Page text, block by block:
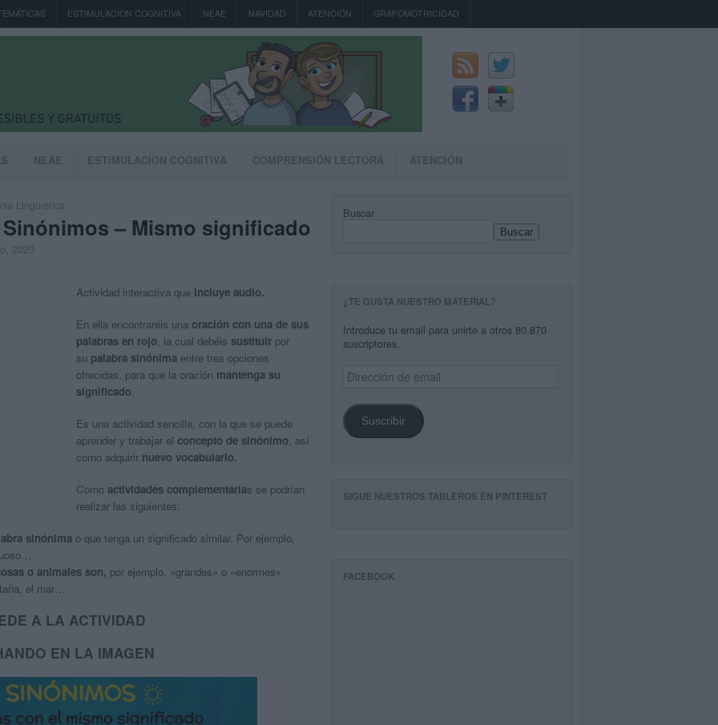
ESTIMULACION COGNITIVA NEAE NAVIDAD ATENCIÓN GRAFOMOTRICIDAD
NEAE ESTIMULACION COGNITIVA COMPRENSIÓN LECTORA ATENCIÓN
Lingüística
– Mismo significado
2020
Actividad interactiva que incluye audio.
En ella encontraréis una oración con una de sus
palabras en rojo, la cual debéis sustituirpor
su palabra sinónimaentre tres opciones
ofrecidas, para que la oración mantenga su
significado.
Es una actividad sencilla, con la que se puede
aprender y trabajar el concepto de sinónimo, así
como adquirir nuevo vocabulario.
Como actividades complementarias se podrían
realizar las siguientes:
sinónimao que tenga un significado similar. Por ejemplo,
o animales son, por ejemplo, «grandes» o «enormes»
el mar…
A LA ACTIVIDAD
EN LA IMAGEN
Buscar
Buscar
¿TE GUSTA NUESTRO MATERIAL?
Introduce tu email para unirte a otros 80.870
suscriptores.
Dirección
de
Suscribir
SIGUE NUESTROS TABLEROS EN PINTEREST
FACEBOOK